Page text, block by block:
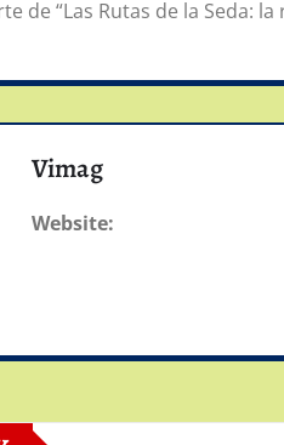
de “Las Rutas de la Seda:
Vimag
Website: